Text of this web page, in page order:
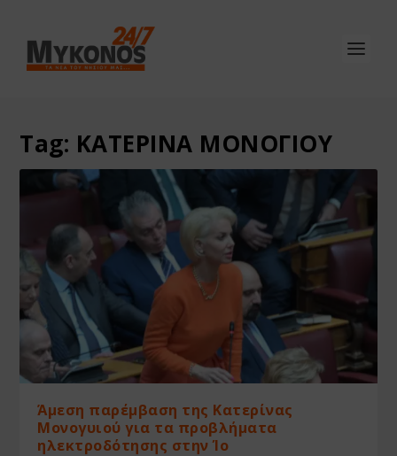
Tag: ΚΑΤΕΡΙΝΑ ΜΟΝΟΓΙΟΥ
Άμεση παρέμβαση της Κατερίνας
Μονογυιού για τα προβλήματα
ηλεκτροδότησης στην Ίο